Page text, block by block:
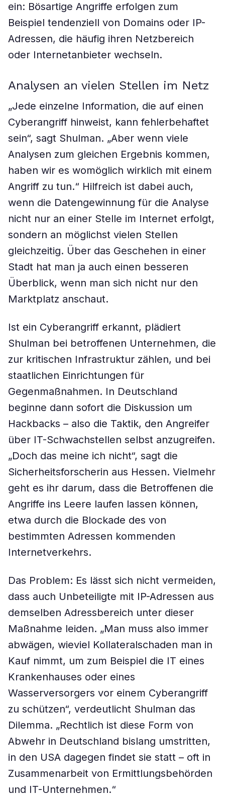
ein: Bösartige Angriffe erfolgen zum
Beispiel tendenziell von Domains oder IP-
Adressen, die häufig ihren Netzbereich
oder Internetanbieter wechseln.
Analysen an vielen Stellen im Netz
„Jede einzelne Information, die auf einen
Cyberangriff hinweist, kann fehlerbehaftet
sein“, sagt Shulman. „Aber wenn viele
Analysen zum gleichen Ergebnis kommen,
haben wir es womöglich wirklich mit einem
Angriff zu tun.“ Hilfreich ist dabei auch,
wenn die Datengewinnung für die Analyse
nicht nur an einer Stelle im Internet erfolgt,
sondern an möglichst vielen Stellen
gleichzeitig. Über das Geschehen in einer
Stadt hat man ja auch einen besseren
Überblick, wenn man sich nicht nur den
Marktplatz anschaut.
Ist ein Cyberangriff erkannt, plädiert
Shulman bei betroffenen Unternehmen, die
zur kritischen Infrastruktur zählen, und bei
staatlichen Einrichtungen für
Gegenmaßnahmen. In Deutschland
beginne dann sofort die Diskussion um
Hackbacks – also die Taktik, den Angreifer
über IT-Schwachstellen selbst anzugreifen.
„Doch das meine ich nicht“, sagt die
Sicherheitsforscherin aus Hessen. Vielmehr
geht es ihr darum, dass die Betroffenen die
Angriffe ins Leere laufen lassen können,
etwa durch die Blockade des von
bestimmten Adressen kommenden
Internetverkehrs.
Das Problem: Es lässt sich nicht vermeiden,
dass auch Unbeteiligte mit IP-Adressen aus
demselben Adressbereich unter dieser
Maßnahme leiden. „Man muss also immer
abwägen, wieviel Kollateralschaden man in
Kauf nimmt, um zum Beispiel die IT eines
Krankenhauses oder eines
Wasserversorgers vor einem Cyberangriff
zu schützen“, verdeutlicht Shulman das
Dilemma. „Rechtlich ist diese Form von
Abwehr in Deutschland bislang umstritten,
in den USA dagegen findet sie statt – oft in
Zusammenarbeit von Ermittlungsbehörden
und IT-Unternehmen.“